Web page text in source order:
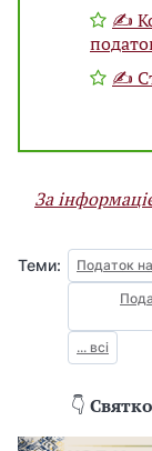
✍
✍
За
Теми: Податок
... всі
👇